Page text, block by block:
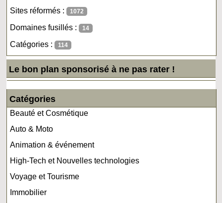
Sites réformés : 1072
Domaines fusillés : 14
Catégories : 114
Le bon plan sponsorisé à ne pas rater !
Catégories
Beauté et Cosmétique
Auto & Moto
Animation & événement
High-Tech et Nouvelles technologies
Voyage et Tourisme
Immobilier